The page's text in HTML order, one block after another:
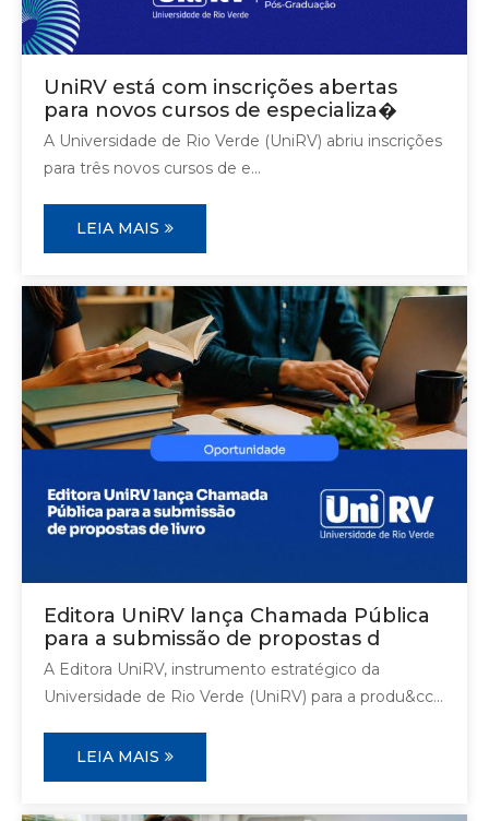
UniRV está com inscrições abertas
para novos cursos de especializa�
A Universidade de Rio Verde (UniRV) abriu inscrições
para três novos cursos de e...
LEIA MAIS
Editora UniRV lança Chamada Pública
para a submissão de propostas d
A Editora UniRV, instrumento estratégico da
Universidade de Rio Verde (UniRV) para a produ&cc...
LEIA MAIS